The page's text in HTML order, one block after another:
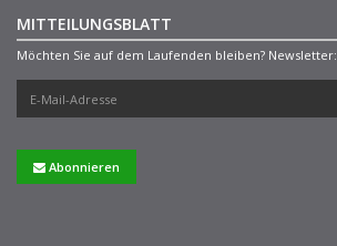
MITTEILUNGSBLATT
Möchten Sie auf dem Laufenden bleiben? Newsletter:
Abonnieren